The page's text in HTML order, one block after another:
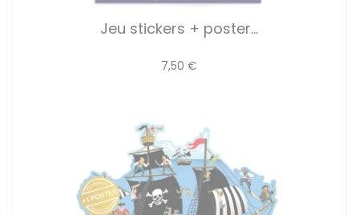
Jeu stickers + poster...
7,50 €